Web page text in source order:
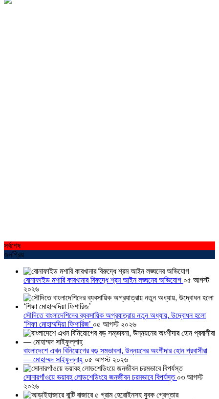
সর্বশেষ
জনপ্রিয়
বোনাফাইড মশারি কারখানার বিরুদ্ধে শ্রম আইন লঙ্ঘনের অভিযোগ ০৫ আগস্ট
২০২৬
সৌদিতে বাংলাদেশিদের ব্যবসায়িক অগ্রযাত্রায় নতুন অধ্যায়, উদ্বোধন হলো
‘শিফা মোহাম্মদিয়া ফিশারিজ’ ০৫ আগস্ট ২০২৬
বাংলাদেশে এখন বিনিয়োগের বড় সম্ভাবনা, উন্নয়নের অংশীদার হোন প্রবাসীরা
— মোহাম্মদ সাইফুল্লাহ্ ০৫ আগস্ট ২০২৬
সোনারগাঁওয়ে ভয়াবহ লোডশেডিংয়ে জনজীবন চরমভাবে বিপর্যস্ত ০৩ আগস্ট
২০২৬